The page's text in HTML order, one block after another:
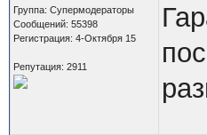
Группа: Супермодераторы
Сообщений: 55398
Регистрация: 4-Октября 15
Репутация: 2911